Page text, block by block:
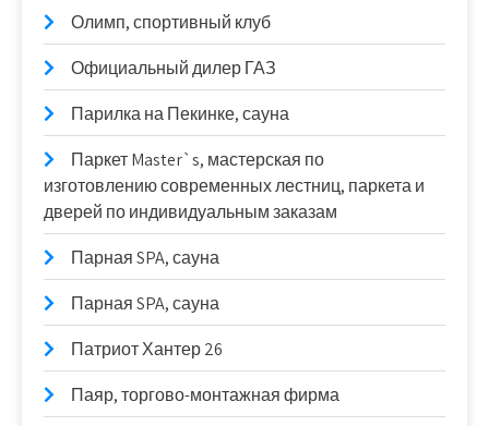
Олимп, спортивный клуб
Официальный дилер ГАЗ
Парилка на Пекинке, сауна
Паркет Master`s, мастерская по
изготовлению современных лестниц, паркета и
дверей по индивидуальным заказам
Парная SPA, сауна
Парная SPA, сауна
Патриот Хантер 26
Паяр, торгово-монтажная фирма